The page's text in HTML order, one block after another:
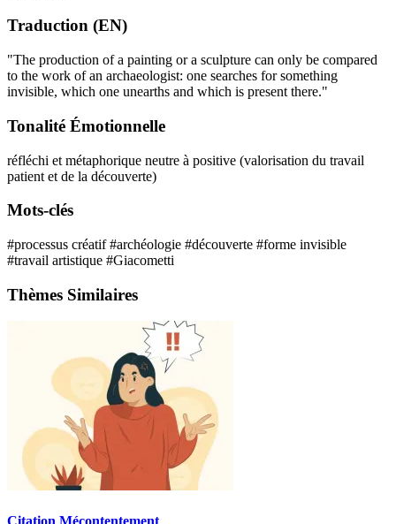
Traduction (EN)
"The production of a painting or a sculpture can only be compared
to the work of an archaeologist: one searches for something
invisible, which one unearths and which is present there."
Tonalité Émotionnelle
réfléchi et métaphorique neutre à positive (valorisation du travail
patient et de la découverte)
Mots-clés
#processus créatif#archéologie #découverte #forme invisible
#travail artistique #Giacometti
Thèmes Similaires
Citation Mécontentement